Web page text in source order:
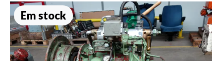
Em stock